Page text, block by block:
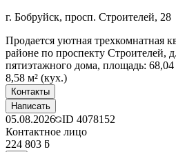
г. Бобруйск, просп. Строителей, 28
Продается уютная трехкомнатная
районе по проспекту Строителей,
пятиэтажного дома, площадь:
8,58 м² (кух.)
Контакты
Написать
05.08.2026 ID 4078152
Контактное лицо
224 803 ƃ